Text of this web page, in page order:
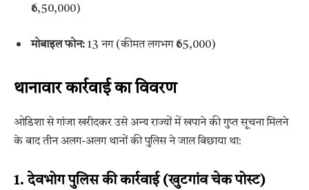
₹6,50,000)
मोबाइल फोन: 13 नग (कीमत लगभग ₹65,000)
थानावार कार्रवाई का विवरण
ओडिशा से गांजा खरीदकर उसे अन्य राज्यों में खपाने की गुप्त सूचना मिलने
के बाद तीन अलग-अलग थानों की पुलिस ने जाल बिछाया था:
1. देवभोग पुलिस की कार्रवाई (खुटगांव चेक पोस्ट)